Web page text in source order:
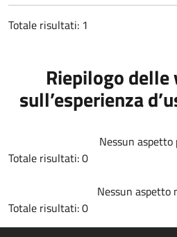
Totale risultati: 1
Riepilogo
sull’esperienza
Nessun aspetto
Totale risultati: 0
Nessun aspetto
Totale risultati: 0